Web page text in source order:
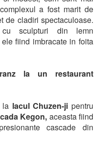
a fost marit de
de cladiri spectaculoase.
sculpturi din lemn
fiind imbracate in foita
la un restaurant
la lacul Chuzen-jipentru
Kegon, aceastafiind
cascade din